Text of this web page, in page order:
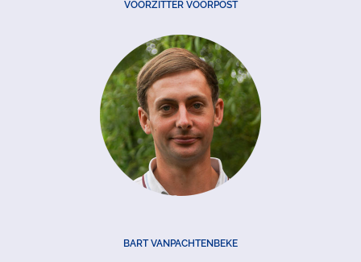
VOORZITTER VOORPOST
BART VANPACHTENBEKE